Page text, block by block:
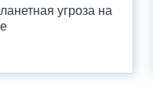
угроза на